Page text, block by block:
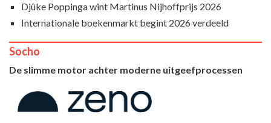
Djûke Poppinga wint Martinus Nijhoffprijs 2026
Internationale boekenmarkt begint 2026 verdeeld
Socho
De slimme motor achter moderne uitgeefprocessen